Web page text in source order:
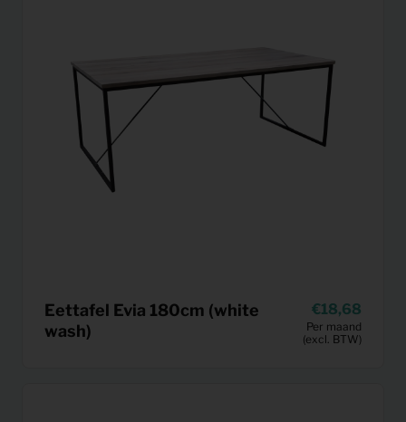
Eettafel Evia 180cm (white
wash)
18,68
Per maand
(excl. BTW)